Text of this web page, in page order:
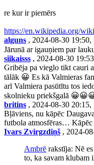
re kur ir piemērs
https://en.wikipedia.org/
alguns , 2024-08-30 19:50,
Jārunā ar igauņiem par
siikaisss , 2024-08-30
Gribēja pa vieglo tikt cauri
tālāk 😀 Es kā Valmieras
arī Valmiera pasūtītu tos
skolnieku priekšgalā
britins , 2024-08-30 20:15,
Bļāviens, nu kāpēc
futbola atmosfēras… Kāpēc
Ivars Zvirgzdiņš , 2024-
Ambrē rakstīja: Nē
to, ka savam klubam